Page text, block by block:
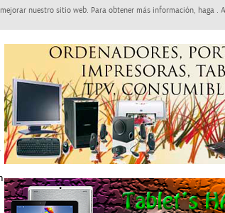
nuestro sitio web. Para obtener más información, haga